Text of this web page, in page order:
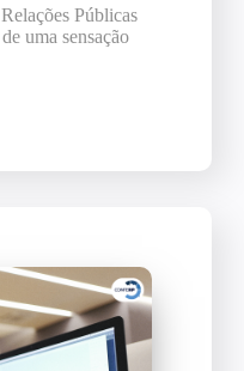
Públicas
uma sensação